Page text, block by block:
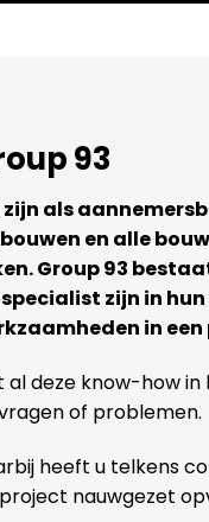
93
zijn als
en alle
Group 93
zijn in
in
al deze know-how
of problemen.
heeft u telkens
nauwgezet